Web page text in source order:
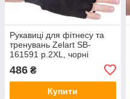
Рукавиці для фітнесу та
тренувань Zelart SB-
161591 р.2XL, чорні
атлетики
486 ₴
Купити